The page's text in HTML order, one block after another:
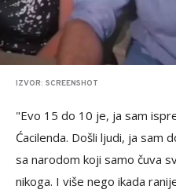
IZVOR: SCREENSHOT
"Evo 15 do 10 je, ja sam
Ćacilenda. Došli ljudi, ja sam
sa narodom koji samo čuva
nikoga. I više nego ikada